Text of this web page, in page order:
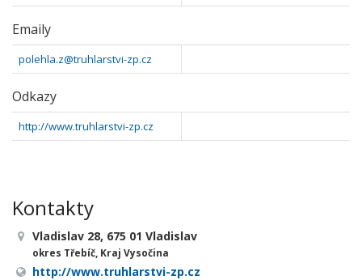
Emaily
polehla.z@truhlarstvi-zp.cz
Odkazy
http://www.truhlarstvi-zp.cz
Kontakty
Vladislav 28, 675 01 Vladislav
okres Třebíč, Kraj Vysočina
http://www.truhlarstvi-zp.cz